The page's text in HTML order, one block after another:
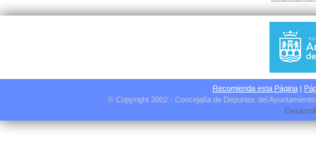
Recomienda esta Página |
© Copyright 2002 - Concejalía de Deportes del